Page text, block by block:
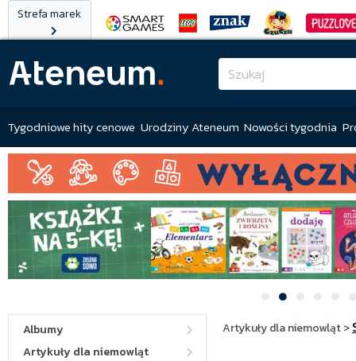
Strefa marek
Tygodniowe hity cenowe Urodziny Ateneum Nowości tygodnia
Albumy
Artykuły dla niemowląt
Artykuły dla niemowląt>